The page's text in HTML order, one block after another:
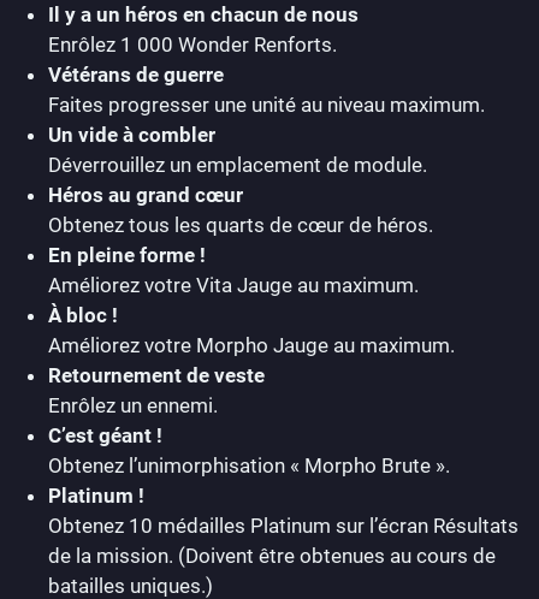
Il y a un héros en chacun de nous
Enrôlez 1 000 Wonder Renforts.
Vétérans de guerre
Faites progresser une unité au niveau maximum.
Un vide à combler
Déverrouillez un emplacement de module.
Héros au grand cœur
Obtenez tous les quarts de cœur de héros.
En pleine forme !
Améliorez votre Vita Jauge au maximum.
À bloc !
Améliorez votre Morpho Jauge au maximum.
Retournement de veste
Enrôlez un ennemi.
C’est géant !
Obtenez l’unimorphisation « Morpho Brute ».
Platinum !
Obtenez 10 médailles Platinum sur l’écran Résultats
de la mission. (Doivent être obtenues au cours de
batailles uniques.)